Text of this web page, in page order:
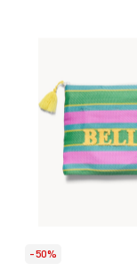
-50%